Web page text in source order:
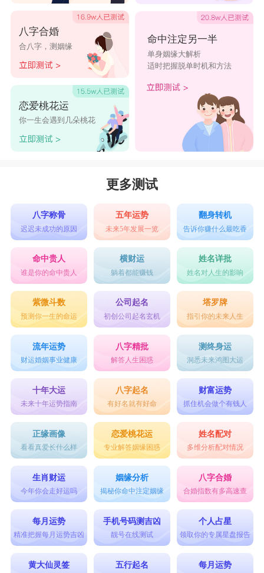
八字合婚
合八字，测姻缘
恋爱桃花运
你一生会遇到几朵桃花
命中注定另一半
单身姻缘大解析
适时把握脱单时机和方法
更多测试
八字称骨
迟迟未成功的原因
五年运势
未来5年发展一览
翻身转机
告诉你赚什么最吃香
命中贵人
谁是你的命中贵人
横财运
躺着都能赚钱
姓名详批
姓名对人生的影响
紫微斗数
预测你一生的命运
公司起名
初创公司起名玄机
塔罗牌
指引你的未来人生
流年运势
财运婚姻事业健康
八字精批
解答人生困惑
测终身运
洞悉未来鸿图大运
十年大运
未来十年运势指南
八字起名
有好名就有好命
财富运势
抓住机会做个有钱人
正缘画像
看看真爱长什么样
恋爱桃花运
专业解答姻缘困惑
姓名配对
多维分析配对情况
生肖财运
今年你会走好运吗
姻缘分析
揭秘你命中注定姻缘
八字合婚
合婚指数有多高速查
每月运势
精准把握每月运势吉凶
手机号码测吉凶
靓号在线测试
个人占星
领取你的专属星盘报告
黄大仙灵签 五行起名 每月运势